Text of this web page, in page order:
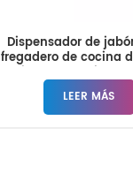
Dispensador de
fregadero de cocina
suministro directo de
LEER MÁS